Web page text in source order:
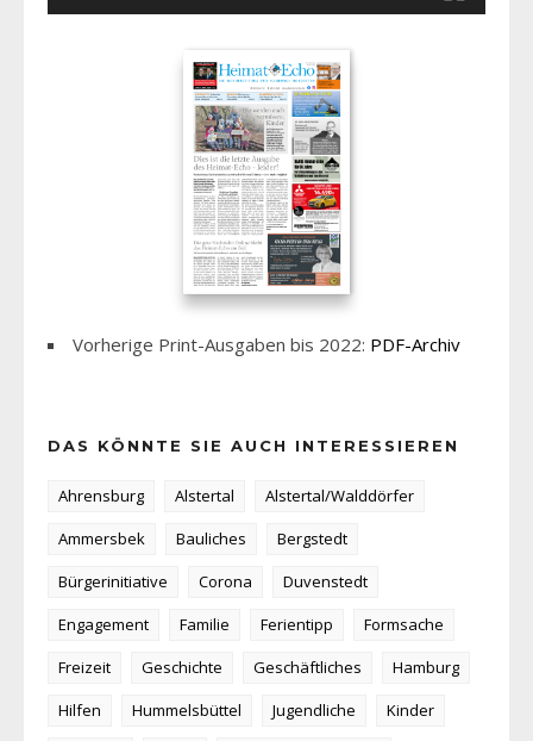
Vorherige Print-Ausgaben bis 2022: PDF-Archiv
DAS KÖNNTE SIE AUCH INTERESSIEREN
Ahrensburg Alstertal
Alstertal/Walddörfer
Ammersbek
Bauliches
Bergstedt
Bürgerinitiative
Corona
Duvenstedt
Engagement
Familie Ferientipp
Formsache
Freizeit
Geschichte Geschäftliches
Hamburg
Hilfen
Hummelsbüttel Jugendliche
Kinder